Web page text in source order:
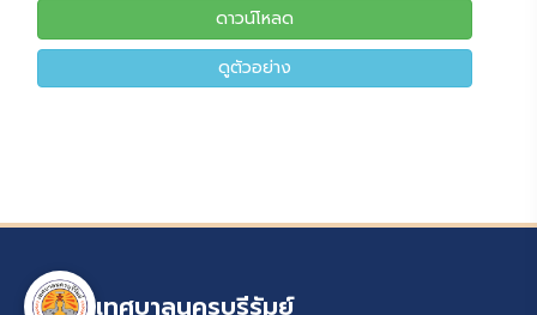
ดาวน์โหลด
ดูตัวอย่าง
เทศบาลนครบุรีรัมย์